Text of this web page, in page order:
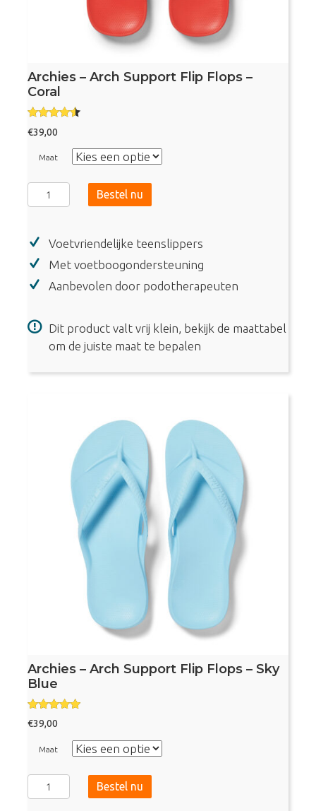
Archies – Arch Support Flip Flops –
Coral
Gewaarde
erd
uit 5
€39,00
Maat
Archies
-
Support
Flip
Flops
aantal
Bestel nu
Voetvriendelijke teenslippers
Met voetboogondersteuning
Aanbevolen door podotherapeuten
Dit product valt vrij klein, bekijk de maattabel
om de juiste maat te bepalen
Archies – Arch Support Flip Flops – Sky
Blue
Gewaardeer
d
uit 5
€39,00
Maat
Archies
-
Bestel nu